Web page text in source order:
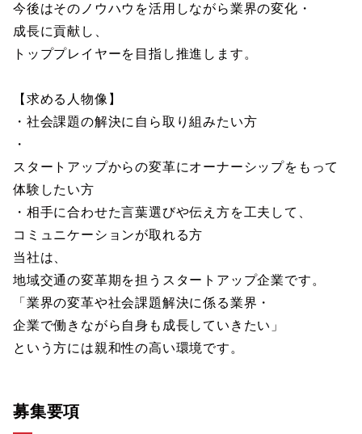
今後はそのノウハウを活用しながら業界の変化・
成長に貢献し、
トッププレイヤーを目指し推進します。
【求める人物像】
・社会課題の解決に自ら取り組みたい方
・
スタートアップからの変革にオーナーシップをもって
体験したい方
・相手に合わせた言葉選びや伝え方を工夫して、
コミュニケーションが取れる方
当社は、
地域交通の変革期を担うスタートアップ企業です。
「業界の変革や社会課題解決に係る業界・
企業で働きながら自身も成長していきたい」
という方には親和性の高い環境です。
募集要項